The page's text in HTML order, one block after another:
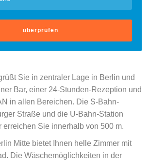
überprüfen
Sie in zentraler Lage in Berlin und
Bar, einer 24-Stunden-Rezeption und
in allen Bereichen. Die S-Bahn-
Straße und die U-Bahn-Station
erreichen Sie innerhalb von 500 m.
Mitte bietet Ihnen helle Zimmer mit
Die Wäschemöglichkeiten in der